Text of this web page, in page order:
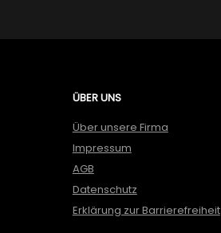
ÜBER UNS
Über unsere Firma
Impressum
AGB
Datenschutz
Erklärung zur Barrierefreiheit